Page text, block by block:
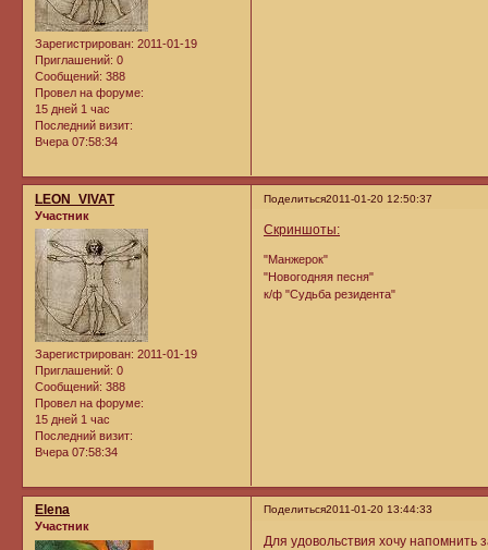
Зарегистрирован: 2011-01-19
Приглашений: 0
Сообщений: 388
Провел на форуме:
15 дней 1 час
Последний визит:
Вчера 07:58:34
Поделиться2011-01-20 12:50:37
LEON_VIVAT
Участник
Зарегистрирован: 2011-01-19
Приглашений: 0
Сообщений: 388
Провел на форуме:
15 дней 1 час
Последний визит:
Вчера 07:58:34
Cкриншоты:
"Манжерок"
"Новогодняя песня"
к/ф "Судьба резидента"
Поделиться2011-01-20 13:44:33
Elena
Участник
Для удовольствия хочу